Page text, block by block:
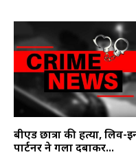
बीएड छात्रा की हत्या, लिव-
पार्टनर ने गला दबाकर...